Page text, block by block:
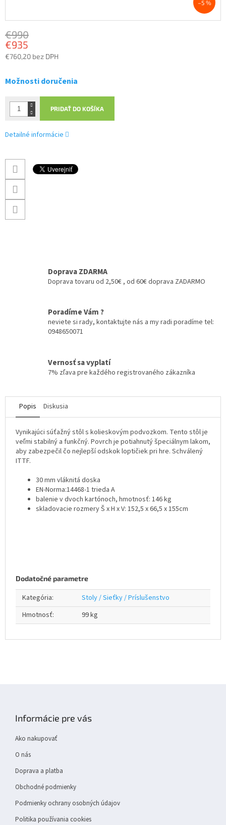
–5 %
€990
€935
€760,20 bez DPH
cena:
Možnosti doručenia
PRIDAŤ DO KOŠÍKA
Detailné informácie
Doprava ZDARMA
Doprava tovaru od 2,50€ , od 60€ doprava ZADARMO
Poradíme Vám ?
neviete si rady, kontaktujte nás a my radi poradíme tel:
0948650071
Vernosť sa vyplatí
7% zľava pre každého registrovaného zákazníka
Popis Diskusia
Vynikajúci súťažný stôl s kolieskovým podvozkom. Tento stôl je
veľmi stabilný a funkčný. Povrch je potiahnutý špeciálnym lakom,
aby zabezpečil čo nejlepší odskok loptičiek pri hre. Schválený
ITTF.
30 mm vláknitá doska
EN-Norma:14468-1 trieda A
balenie v dvoch kartónoch, hmotnosť: 146 kg
skladovacie rozmery Š x H x V: 152,5 x 66,5 x 155cm
Dodatočné parametre
Kategória:
Stoly / Sieťky / Príslušenstvo
Hmotnosť: 99 kg
Informácie pre vás
Ako nakupovať
O nás
Doprava a platba
Obchodné podmienky
Podmienky ochrany osobných údajov
Politika používania cookies